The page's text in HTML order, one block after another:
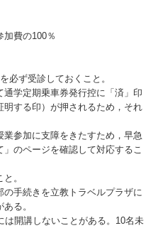
加費の100％
必ず受診しておくこと。
学定期乗車券発行控に「済」印
明する印）が押されるため，それ
参加に支障をきたすため，早急
のページを確認して対応するこ
。
の手続きを立教トラベルプラザに
る。
は開講しないことがある。10名未